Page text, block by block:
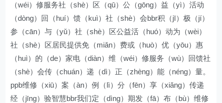
（wéi）修服务社（shè）区（qū）公（gōng）益（yì）活动
（dòng）回（huí）馈（kuì）社（shè）会bbr积（jī）极（jí）
参（cān）与（yǔ）社（shè）区公益活（huó）动为（wèi）
社（shè）区居民提供免（miǎn）费或（huò）优（yōu）惠
（huì）的（de）家电（diàn）维（wéi）修服务（wù）回馈社
（shè）会传（chuán）递（dì）正（zhèng）能（néng）量。
ppb维修（xiū）案（àn）例（lì）分（fēn）享（xiǎng）传递
经（jīng）验智慧bbr我们定（dìng）期发（fā）布（bù）维修